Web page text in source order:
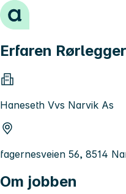
Hopp til innhold
Erfaren
Haneseth Vvs Narvik As
fagernesveien 56, 8514
Om jobben